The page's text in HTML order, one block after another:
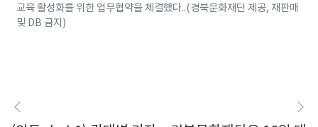
교육 활성화를 위한 업무협약을 체결했다..(경북문화재단 제공, 재판매
및 DB 금지)